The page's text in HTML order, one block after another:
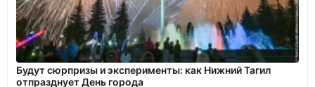
Будут сюрпризы и эксперименты: как Нижний Тагил
отпразднует День города